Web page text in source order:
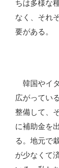
ちは多様な
なく、それ
要がある。
韓国やイ
広がってい
整備して、
に補助金を
る。地元で
が少なくて